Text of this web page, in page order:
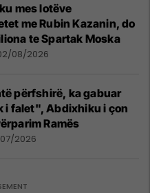
mes lotëve
me Rubin Kazanin, do
te Spartak Moska
08/2026
përfshirë, ka gabuar
i falet", Abdixhiku i çon
Ramës
2026